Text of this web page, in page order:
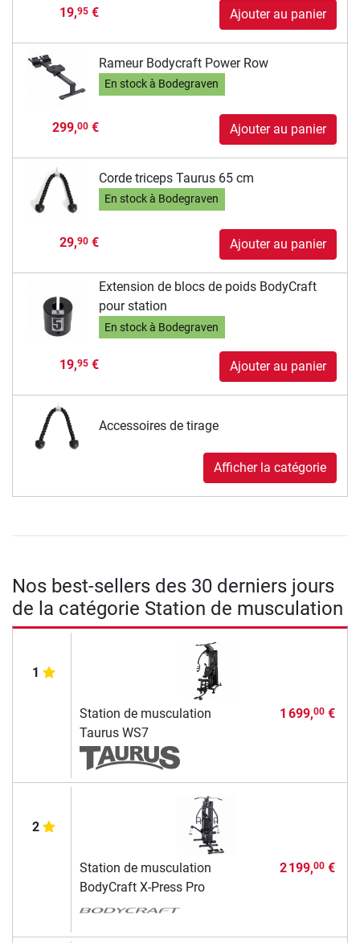
19,95€ Ajouter au panier
Rameur Bodycraft Power Row
En stock à Bodegraven
299,00€ Ajouter au panier
Corde triceps Taurus 65 cm
En stock à Bodegraven
29,90€ Ajouter au panier
Extension de blocs de poids BodyCraft
pour station
En stock à Bodegraven
19,95€ Ajouter au panier
Accessoires de tirage
Afficher la catégorie
Nos best-sellers des 30 derniers jours
de la catégorie Station de musculation
1
Station de musculation
Taurus WS7
1 699,00€
2
Station de musculation
BodyCraft X-Press Pro
2 199,00€